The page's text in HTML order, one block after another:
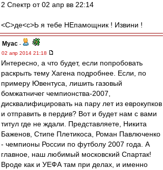
2 Спектр от 02 апр вв 22:14
<C>де<с>Ь я тебе НЕпамощник ! Извини !
Myac -
02 апр 2014 21:18
Интересно, а что будет, если попробовать
раскрыть тему Хагена подробнее. Если, по
примеру Ювентуса, лишить газовый
бомжатничег чемпионства-2007,
дисквалифицировать на пару лет из еврокупков
и отправить в пердив? Вот и будет нам с вами
титул где не ждали. Представляете, Никита
Баженов, Стипе Плетикоса, Роман Павлюченко
- чемпионы России по футболу 2007 года. А
главное, наш любимый московский Спартак!
Вроде как и УЕФА там при делах, и именно